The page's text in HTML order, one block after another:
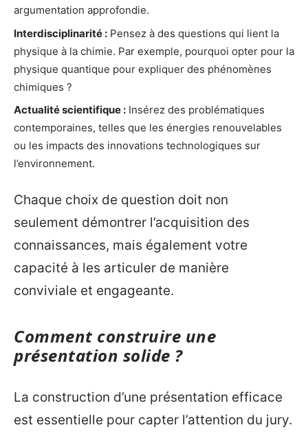
argumentation approfondie.
Interdisciplinarité : Pensez à des questions qui lient la
physique à la chimie. Par exemple, pourquoi opter pour la
physique quantique pour expliquer des phénomènes
chimiques ?
Actualité scientifique : Insérez des problématiques
contemporaines, telles que les énergies renouvelables
ou les impacts des innovations technologiques sur
l’environnement.
Chaque choix de question doit non
seulement démontrer l’acquisition des
connaissances, mais également votre
capacité à les articuler de manière
conviviale et engageante.
Comment construire une
présentation solide ?
La construction d’une présentation efficace
est essentielle pour capter l’attention du jury.